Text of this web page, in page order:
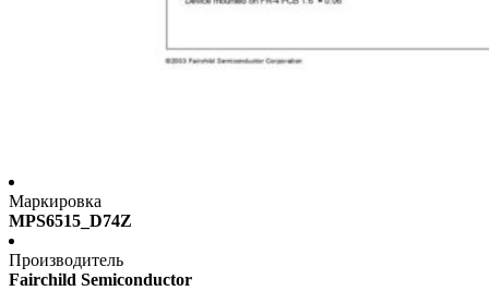
Маркировка
MPS6515_D74Z
Производитель
Fairchild Semiconductor